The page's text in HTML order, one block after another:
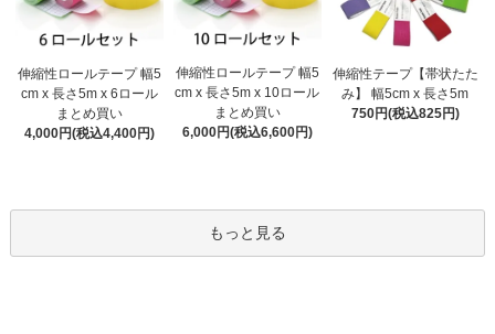
伸縮性ロールテープ 幅5
cm x 長さ5m x 6ロール
まとめ買い
4,000円(税込4,400円)
伸縮性ロールテープ 幅5
cm x 長さ5m x 10ロール
まとめ買い
6,000円(税込6,600円)
伸縮性テープ【帯状たた
み】 幅5cm x 長さ5m
750円(税込825円)
もっと見る